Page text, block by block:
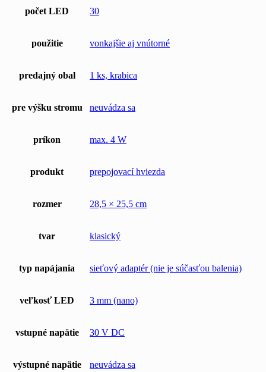
počet LED 30
použitie vonkajšie aj vnútorné
predajný obal 1 ks, krabica
pre výšku stromu neuvádza sa
príkon max. 4 W
produkt prepojovací hviezda
rozmer 28,5 × 25,5 cm
tvar klasický
typ napájania sieťový adaptér (nie je súčasťou balenia)
veľkosť LED 3 mm (nano)
vstupné napätie 30 V DC
výstupné napätie neuvádza sa